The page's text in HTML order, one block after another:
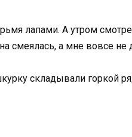
лапами. А утром
смеялась, а мне вовсе не
складывали горкой